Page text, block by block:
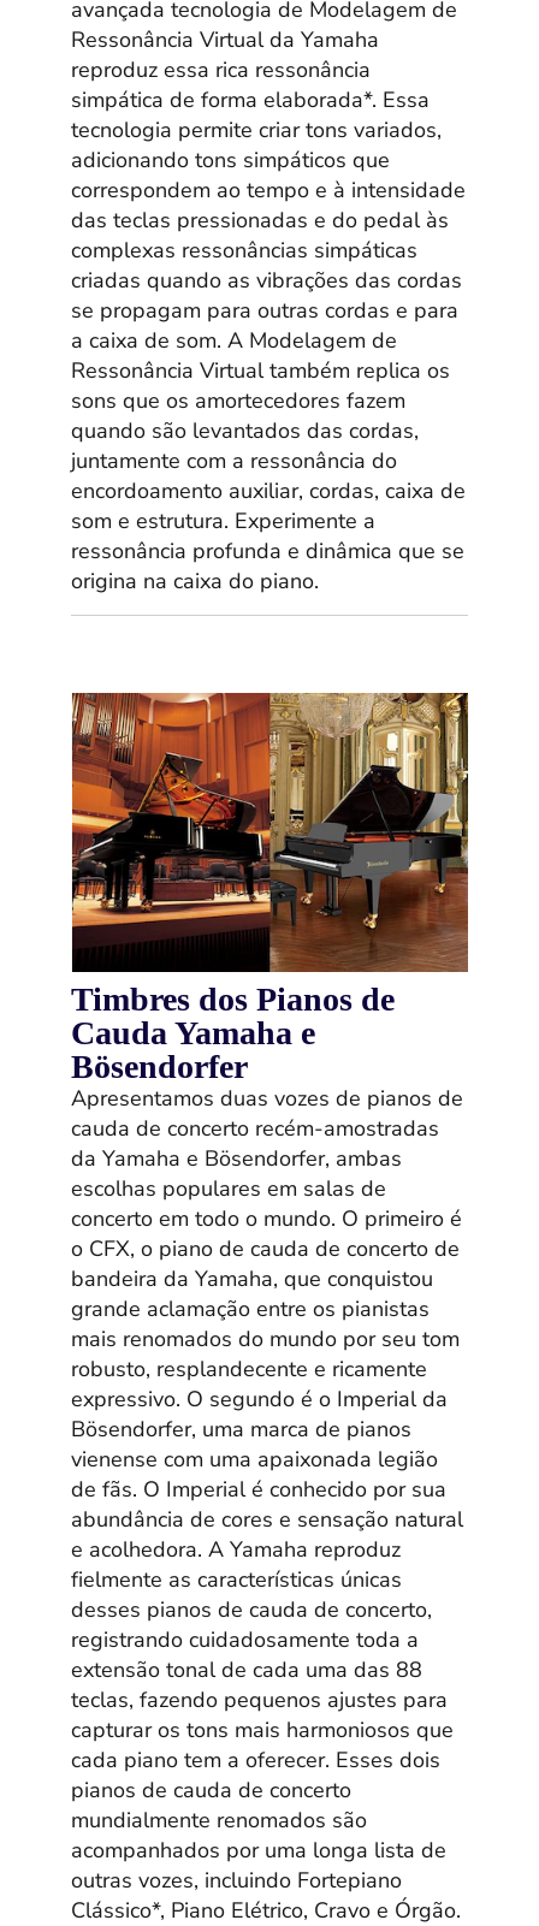
avançada tecnologia de Modelagem de
Ressonância Virtual da Yamaha
reproduz essa rica ressonância
simpática de forma elaborada*. Essa
tecnologia permite criar tons variados,
adicionando tons simpáticos que
correspondem ao tempo e à intensidade
das teclas pressionadas e do pedal às
complexas ressonâncias simpáticas
criadas quando as vibrações das cordas
se propagam para outras cordas e para
a caixa de som. A Modelagem de
Ressonância Virtual também replica os
sons que os amortecedores fazem
quando são levantados das cordas,
juntamente com a ressonância do
encordoamento auxiliar, cordas, caixa de
som e estrutura. Experimente a
ressonância profunda e dinâmica que se
origina na caixa do piano.
Timbres dos Pianos de
Cauda Yamaha e
Bösendorfer
Apresentamos duas vozes de pianos de
cauda de concerto recém-amostradas
da Yamaha e Bösendorfer, ambas
escolhas populares em salas de
concerto em todo o mundo. O primeiro é
o CFX, o piano de cauda de concerto de
bandeira da Yamaha, que conquistou
grande aclamação entre os pianistas
mais renomados do mundo por seu tom
robusto, resplandecente e ricamente
expressivo. O segundo é o Imperial da
Bösendorfer, uma marca de pianos
vienense com uma apaixonada legião
de fãs. O Imperial é conhecido por sua
abundância de cores e sensação natural
e acolhedora. A Yamaha reproduz
fielmente as características únicas
desses pianos de cauda de concerto,
registrando cuidadosamente toda a
extensão tonal de cada uma das 88
teclas, fazendo pequenos ajustes para
capturar os tons mais harmoniosos que
cada piano tem a oferecer. Esses dois
pianos de cauda de concerto
mundialmente renomados são
acompanhados por uma longa lista de
outras vozes, incluindo Fortepiano
Clássico*, Piano Elétrico, Cravo e Órgão.